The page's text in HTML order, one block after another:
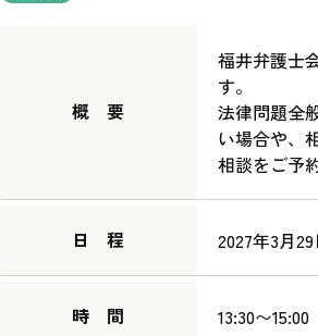
概 要
福井弁護士
す。
法律問題全
い場合や、
相談をご予
日 程 2027年3月29
時 間 13:30〜15:00